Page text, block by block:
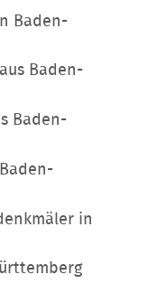
Baden-
Baden-
Baden-
in